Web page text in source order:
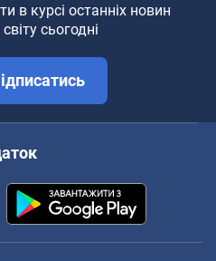
в курсі останніх новин
сьогодні